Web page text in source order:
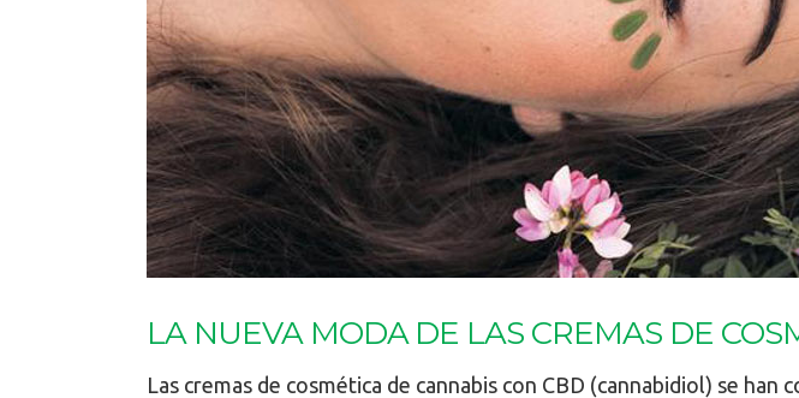
LA NUEVA MODA DE LAS CREMAS DE
Las cremas de cosmética de cannabis con CBD (cannabidiol) se